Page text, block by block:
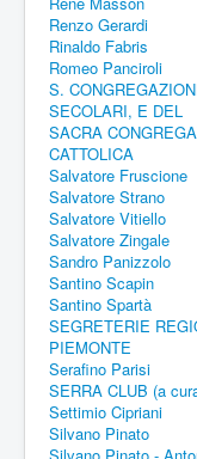
Renzo Gerardi
Rinaldo Fabris
Romeo Panciroli
S.
SECOLARI, E DEL
SACRA
CATTOLICA
Salvatore Fruscione
Salvatore Strano
Salvatore Vitiello
Salvatore Zingale
Sandro Panizzolo
Santino Scapin
Santino Spartà
SEGRETERIE
PIEMONTE
Serafino Parisi
SERRA CLUB (a
Settimio Cipriani
Silvano Pinato